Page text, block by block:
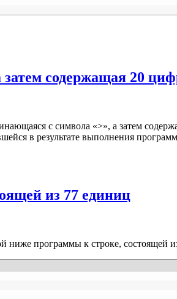
содержащая 20
с символа «>», а затем
в результате выполнения
из 77 единиц
ниже программы к строке, состоящей